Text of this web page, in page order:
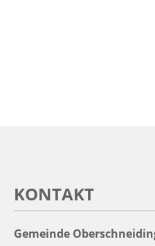
KONTAKT
Gemeinde